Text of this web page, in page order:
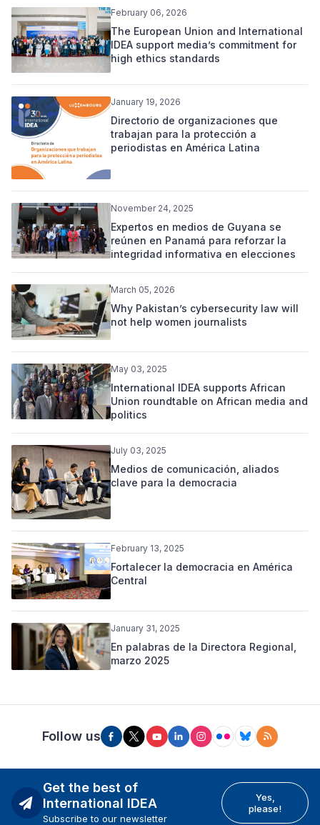
February 06, 2026
The European Union and International
IDEA support media’s commitment for
high ethics standards
January 19, 2026
Directorio de organizaciones que
trabajan para la protección a
periodistas en América Latina
November 24, 2025
Expertos en medios de Guyana se
reúnen en Panamá para reforzar la
integridad informativa en elecciones
March 05, 2026
Why Pakistan’s cybersecurity law will
not help women journalists
May 03, 2025
International IDEA supports African
Union roundtable on African media and
politics
July 03, 2025
Medios de comunicación, aliados
clave para la democracia
February 13, 2025
Fortalecer la democracia en América
Central
January 31, 2025
En palabras de la Directora Regional,
marzo 2025
Follow us
Get the best of
International IDEA
Subscribe to our newsletter
Yes,
please!